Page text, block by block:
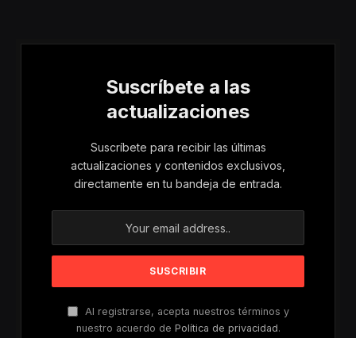
Para Mujeres Y Niñas
Suscríbete a las
actualizaciones
Suscríbete para recibir las últimas
actualizaciones y contenidos exclusivos,
directamente en tu bandeja de entrada.
Al registrarse, acepta nuestros términos y
nuestro acuerdo de Política de privacidad.